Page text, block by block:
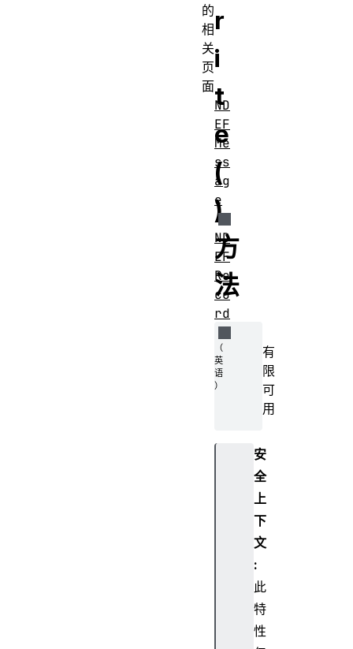
r
i
t
e
(
)
方
法
有
限
可
用
安
全
上
下
文
:
此
特
性
的
相
关
页
面
ND
EF
Me
ss
ag
e
ND
EF
Re
co
rd